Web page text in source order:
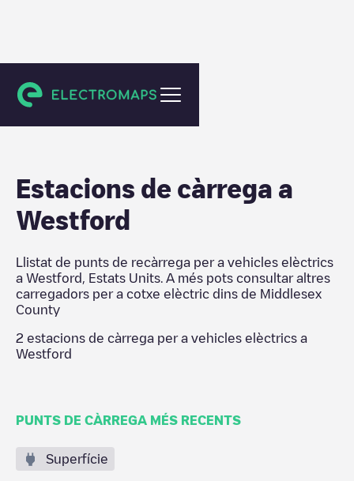
Middlesex County
Estacions de càrrega a
Westford
Llistat de punts de recàrrega per a vehicles elèctrics
a Westford Estats Units . A més pots consultar altres
carregadors per a cotxe elèctric dins de Middlesex
County
2 estacions de càrrega per a vehicles elèctrics a
Westford
PUNTS DE CÀRREGA MÉS RECENTS
Superfície